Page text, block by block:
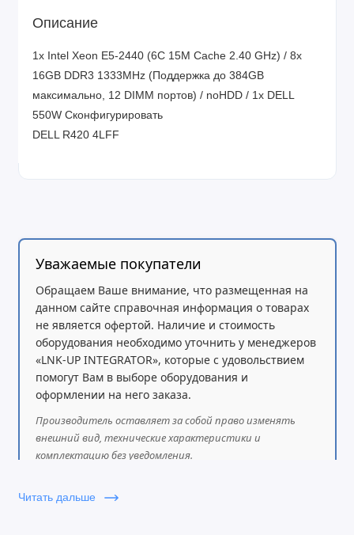
Описание
1x Intel Xeon E5-2440 (6C 15M Cache 2.40 GHz) / 8x
16GB DDR3 1333MHz (Поддержка до 384GB
максимально, 12 DIMM портов) / noHDD / 1x DELL
550W Сконфигурировать
DELL R420 4LFF
Уважаемые покупатели
Обращаем Ваше внимание, что размещенная на
данном сайте справочная информация о товарах
не является офертой. Наличие и стоимость
оборудования необходимо уточнить у менеджеров
«LNK-UP INTEGRATOR», которые с удовольствием
помогут Вам в выборе оборудования и
оформлении на него заказа.
Производитель оставляет за собой право изменять
внешний вид, технические характеристики и
комплектацию без уведомления.
Читать дальше